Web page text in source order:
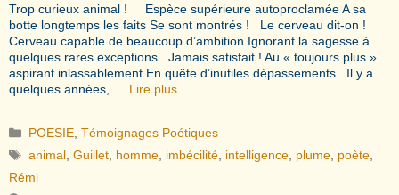
Trop curieux animal ! Espèce supérieure autoproclamée A sa
botte longtemps les faits Se sont montrés ! Le cerveau dit-on !
Cerveau capable de beaucoup d’ambition Ignorant la sagesse à
quelques rares exceptions Jamais satisfait ! Au « toujours plus »
aspirant inlassablement En quête d’inutiles dépassements Il y a
quelques années, … Lire plus
Catégories
POESIE ,Témoignages Poétiques
Étiquettes
animal ,Guillet homme imbécilité intelligence plume poète
Rémi